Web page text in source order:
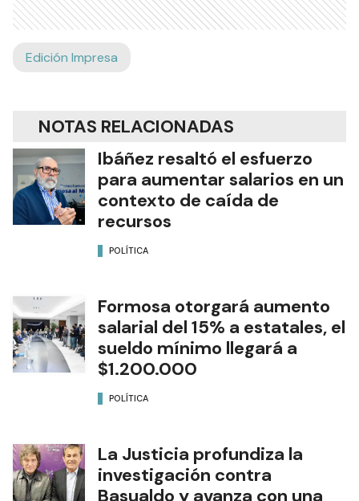
Edición Impresa
NOTAS RELACIONADAS
Ibáñez resaltó el esfuerzo
para aumentar salarios en un
contexto de caída de
recursos
POLÍTICA
Formosa otorgará aumento
salarial del 15% a estatales, el
sueldo mínimo llegará a
$1.200.000
POLÍTICA
La Justicia profundiza la
investigación contra
Basualdo y avanza con una